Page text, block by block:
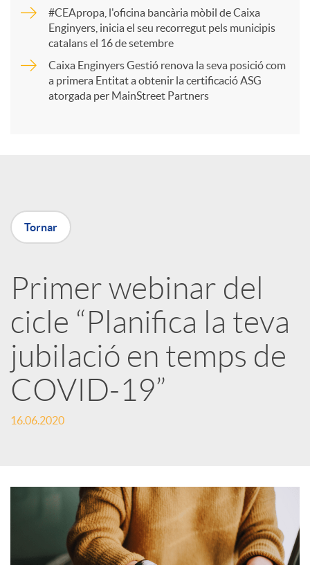
r
t
X
a
r
x
e
o
#CEApropa, l'oficina bancària mòbil de Caixa
Enginyers, inicia el seu recorregut pels municipis
catalans el 16 de setembre
Caixa Enginyers Gestió renova la seva posició com
a primera Entitat a obtenir la certificació ASG
atorgada per MainStreet Partners
Tornar
Primer webinar del
cicle “Planifica la teva
jubilació en temps de
COVID-19”
16.06.2020